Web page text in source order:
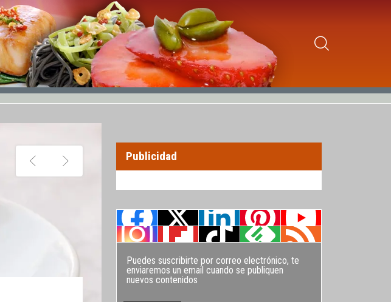
Publicidad
Puedes suscribirte por correo electrónico, te
enviaremos un email cuando se publiquen
nuevos contenidos